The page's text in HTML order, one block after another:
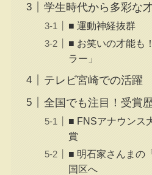
学生時代から多彩な
■ 運動神経抜群
■ お笑いの才能も
ラー」
テレビ宮崎での活躍
全国でも注目！受賞
■ FNSアナウンス
賞
■ 明石家さんまの
国区へ